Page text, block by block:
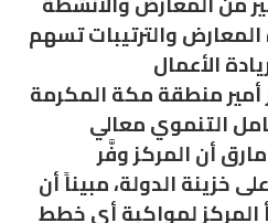
والترتيبات تسهم
منطقة مكة المكرمة
التنموي معالي
أن المركز وفَّر
خزينة الدولة، مبيناً أن
المركز لمواكبة أي خطط